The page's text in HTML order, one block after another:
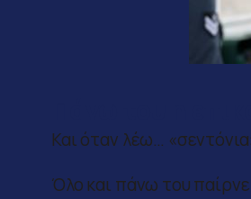
Και όταν λέω…
Όλο και πάνω του